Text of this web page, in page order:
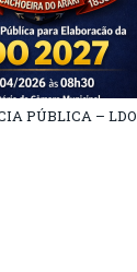
PÚBLICA – LDO